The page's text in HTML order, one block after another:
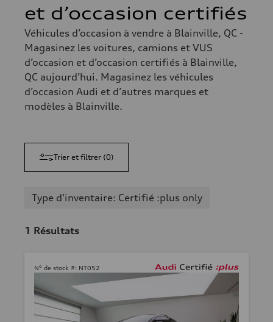
et d’occasion certifiés
Véhicules d’occasion à vendre à Blainville, QC -
Magasinez les voitures, camions et VUS
d’occasion et d’occasion certifiés à Blainville,
QC aujourd’hui. Magasinez les véhicules
d’occasion Audi et d’autres marques et
modèles à Blainville.
Trier et filtrer (0)
Type d'inventaire: Certifié :plus only
1 Résultats
N° de stock #: NT052